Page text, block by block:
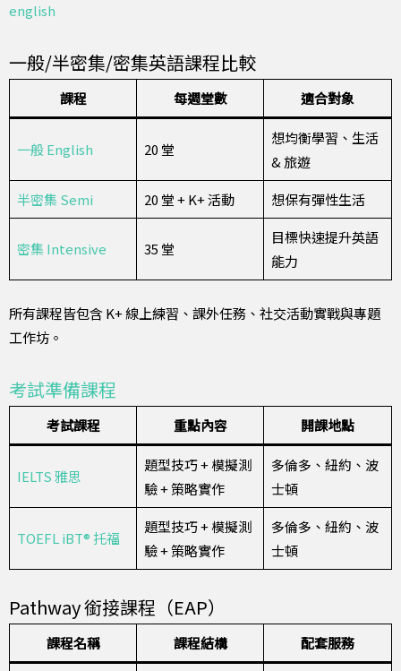
english
一般/半密集/密集英語課程比較
課程 每週堂數 適合對象
一般 English 20 堂
想均衡學習、生活
& 旅遊
半密集 Semi
20 堂 + K+ 活動 想保有彈性生活
密集 Intensive 35 堂
目標快速提升英語
能力
所有課程皆包含 K+ 線上練習、課外任務、社交活動實戰與專題
工作坊。
考試準備課程
考試課程 重點內容 開課地點
IELTS 雅思
題型技巧 + 模擬測
驗 + 策略實作
多倫多、紐約、波
士頓
TOEFL iBT® 托福
題型技巧 + 模擬測
驗 + 策略實作
多倫多、紐約、波
士頓
Pathway 銜接課程（EAP）
課程名稱 課程結構 配套服務